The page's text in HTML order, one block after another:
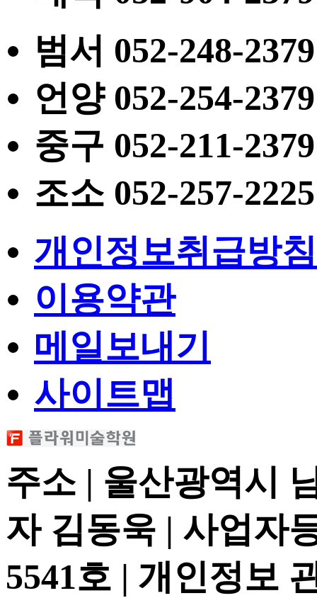
범서 052-248-2379
언양 052-254-2379
중구 052-211-2379
조소 052-257-2225
개인정보취급방침
이용약관
메일보내기
사이트맵
주소 | 울산광역시
자 김동욱 | 사업자
5541호 | 개인정보